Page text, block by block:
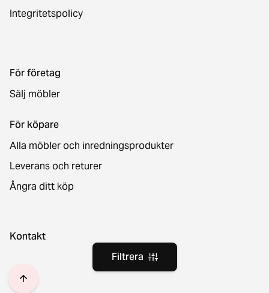
Filtrera
Integritetspolicy
För företag
Sälj möbler
För köpare
Alla möbler och inredningsprodukter
Leverans och returer
Ångra ditt köp
Kontakt